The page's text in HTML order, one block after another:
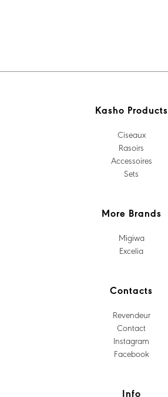
Kasho Products
More Brands
Info
Contacts
Ciseaux
Rasoirs
Accessoires
Sets
Migiwa
Excelia
Revendeur
Contact
Instagram
Facebook